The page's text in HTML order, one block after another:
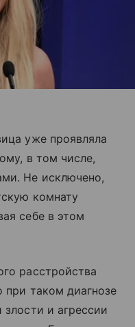
уже проявляла
в том числе,
Не исключено,
комнату
себе в этом
расстройства
при таком диагнозе
и агрессии